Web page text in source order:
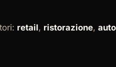
retail, ristorazione,